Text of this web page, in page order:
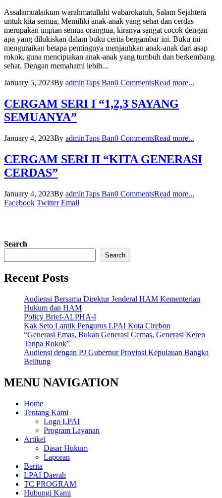
Assalamualaikum warahmatullahi wabarokatuh, Salam Sejahtera
untuk kita semua, Memiliki anak-anak yang sehat dan cerdas
merupakan impian semua orangtua, kiranya sangat cocok dengan
apa yang dilukiskan dalam buku cerita bergambar ini. Buku ini
menguraikan betapa pentingnya menjauhkan anak-anak dari asap
rokok, guna menciptakan anak-anak yang tumbuh dan berkembang
sehat. Dengan memahami lebih...
January 5, 2023By adminTaps Ban0 CommentsRead more...
CERGAM SERI I “1,2,3 SAYANG
SEMUANYA”
January 4, 2023By adminTaps Ban0 CommentsRead more...
CERGAM SERI II “KITA GENERASI
CERDAS”
January 4, 2023By adminTaps Ban0 CommentsRead more...
Facebook Twitter Email
Search
Search
Recent Posts
Audiensi Bersama Direktur Jenderal HAM Kementerian
Hukum dan HAM
Policy Brief-ALPHA-I
Kak Seto Lantik Pengurus LPAI Kota Cirebon
“Generasi Emas, Bukan Generasi Cemas, Generasi Keren
Tanpa Rokok”
Audiensi dengan PJ Gubernur Provinsi Kepulauan Bangka
Belitung
MENU NAVIGATION
Home
Tentang Kami
Logo LPAI
Program Layanan
Artikel
Dasar Hukum
Laporan
Berita
LPAI Daerah
TC PROGRAM
Hubungi Kami